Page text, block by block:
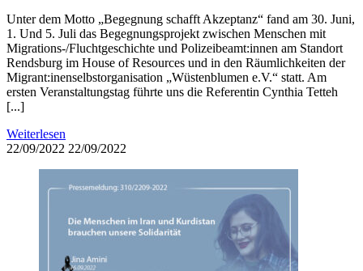
Unter dem Motto „Begegnung schafft Akzeptanz“ fand am 30. Juni,
1. Und 5. Juli das Begegnungsprojekt zwischen Menschen mit
Migrations-/Fluchtgeschichte und Polizeibeamt:innen am Standort
Rendsburg im House of Resources und in den Räumlichkeiten der
Migrant:inenselbstorganisation „Wüstenblumen e.V.“ statt. Am
ersten Veranstaltungstag führte uns die Referentin Cynthia Tetteh
[...]
Weiterlesen
22/09/2022 22/09/2022